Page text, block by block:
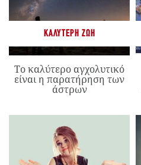
ΚΑΛΎΤΕΡΗ ΖΩΉ
Το καλύτερο αγχολυτικό
είναι η παρατήρηση των
άστρων